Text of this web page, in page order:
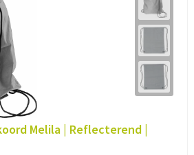
Melila | Reflecterend |